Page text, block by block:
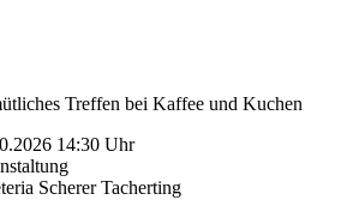
Treffen bei Kaffee und Kuchen
14:30 Uhr
Scherer Tacherting